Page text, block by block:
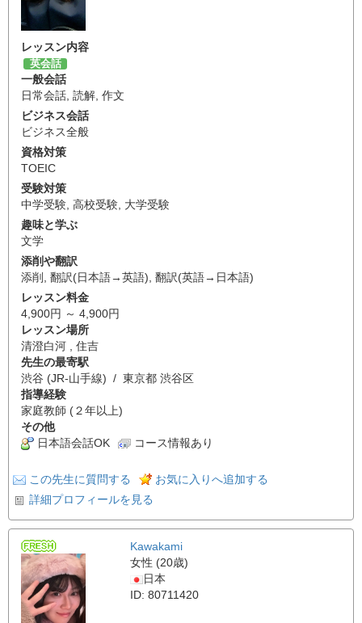
レッスン内容
英会話
一般会話
日常会話 読解 作文
ビジネス会話
ビジネス全般
資格対策
TOEIC
受験対策
中学受験 高校受験 大学受験
趣味と学ぶ
文学
添削や翻訳
添削
翻訳(日本語→英語) 翻訳(英語→日本語)
レッスン料金
4,900円 ～ 4,900円
レッスン場所
清澄白河 , 住吉
先生の最寄駅
渋谷 (JR-山手線) / 東京都 渋谷区
指導経験
家庭教師 (２年以上)
その他
日本語会話OK
コース情報あり
この先生に質問する
お気に入りへ追加する
詳細プロフィールを見る
Kawakami
女性 (20歳)
日本
ID: 80711420